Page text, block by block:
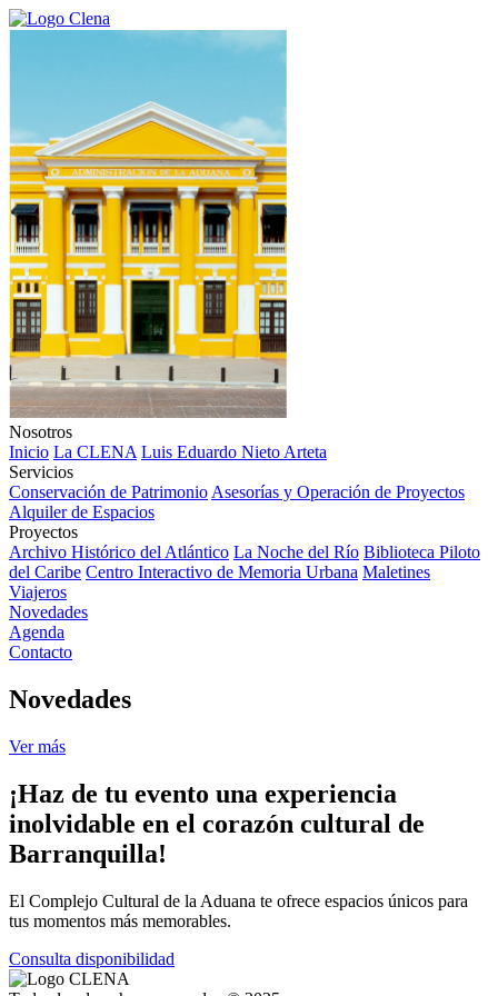
Nosotros
Inicio La CLENA Luis Eduardo Nieto Arteta
Servicios
Conservación de Patrimonio Asesorías y Operación de Proyectos
Alquiler de Espacios
Proyectos
Archivo Histórico del Atlántico La Noche del Río Biblioteca Piloto
del Caribe Centro Interactivo de Memoria Urbana Maletines
Viajeros
Novedades
Agenda
Contacto
Novedades
Ver más
¡Haz de tu evento una experiencia
inolvidable en el corazón cultural de
Barranquilla!
El Complejo Cultural de la Aduana te ofrece espacios únicos para
tus momentos más memorables.
Consulta disponibilidad